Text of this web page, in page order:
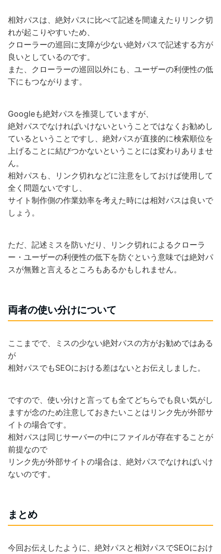
相対パスは、絶対パスに比べて記述を間違えたりリンク切
れが起こりやすいため、
クローラーの巡回に支障が少ない絶対パスで記述する方が
良いとしているのです。
また、クローラーの巡回以外にも、ユーザーの利便性の低
下にもつながります。
Googleも絶対パスを推奨していますが、
絶対パスでなければいけないということではなくお勧めし
ているということですし、絶対パスが直接的に検索順位を
上げることに結びつかないということには変わりありませ
ん。
相対パスも、リンク切れなどに注意をしておけば使用して
全く問題ないですし、
サイト制作側の作業効率を考えた時には相対パスは良いで
しょう。
ただ、記述ミスを防いだり、リンク切れによるクローラ
ー・ユーザーの利便性の低下を防ぐという意味では絶対パ
スが無難と言えるところもあるかもしれません。
両者の使い分けについて
ここまでで、ミスの少ない絶対パスの方がお勧めではある
が
相対パスでもSEOにおける差はないとお伝えしました。
ですので、使い分けと言っても全てどちらでも良い気がし
ますが念のため注意しておきたいことはリンク先が外部サ
イトの場合です。
相対パスは同じサーバーの中にファイルが存在することが
前提なので
リンク先が外部サイトの場合は、絶対パスでなければいけ
ないのです。
まとめ
今回お伝えしたように、絶対パスと相対パスでSEOにおけ